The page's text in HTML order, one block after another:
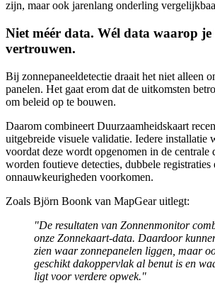
zijn, maar ook jarenlang onderling
Niet méér data. Wél data waarop
vertrouwen.
Bij zonnepaneeldetectie draait het niet alleen
panelen. Het gaat erom dat de uitkomsten
om beleid op te bouwen.
Daarom combineert Duurzaamheidskaart
uitgebreide visuele validatie. Iedere installatie
voordat deze wordt opgenomen in de centrale
worden foutieve detecties, dubbele registraties
onnauwkeurigheden voorkomen.
Zoals Björn Boonk van MapGear uitlegt:
"De resultaten van Zonnenmonitor
onze Zonnekaart-data. Daardoor
zien waar zonnepanelen liggen, maar
geschikt dakoppervlak al benut is en
ligt voor verdere opwek."